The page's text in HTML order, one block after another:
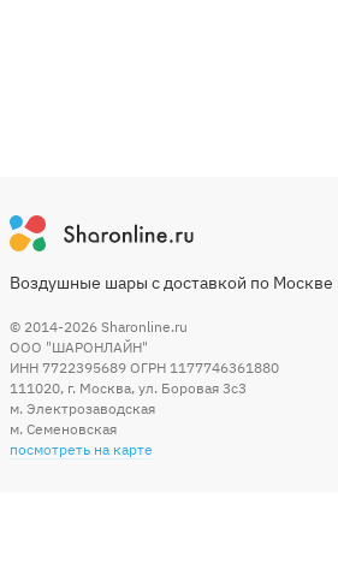
Воздушные шары с доставкой по Москве
© 2014-2026 Sharonline.ru
ООО "ШАРОНЛАЙН"
ИНН 7722395689 ОГРН 1177746361880
111020, г. Москва, ул. Боровая 3c3
м. Электрозаводская
м. Семеновская
посмотреть на карте